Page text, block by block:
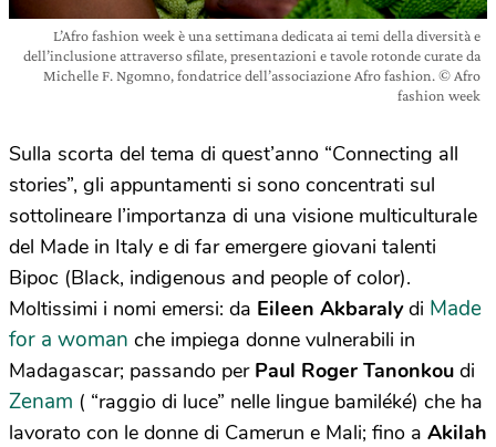
L’Afro fashion week è una settimana dedicata ai temi della diversità e
dell’inclusione attraverso sfilate, presentazioni e tavole rotonde curate da
Michelle F. Ngomno, fondatrice dell’associazione Afro fashion. © Afro
fashion week
Sulla scorta del tema di quest’anno “Connecting all
stories”, gli appuntamenti si sono concentrati sul
sottolineare l’importanza di una visione multiculturale
del Made in Italy e di far emergere giovani talenti
Bipoc (Black, indigenous and people of color).
Moltissimi i nomi emersi: da Eileen Akbaralydi Made
for a woman che impiega donne vulnerabili in
Madagascar; passando per Paul Roger Tanonkou di
Zenam ( “raggio di luce” nelle lingue bamiléké) che ha
lavorato con le donne di Camerun e Mali; fino a Akilah